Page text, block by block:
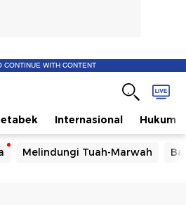
CONTINUE WITH CONTENT
Internasional Hukum
Melindungi Tuah-Marwah